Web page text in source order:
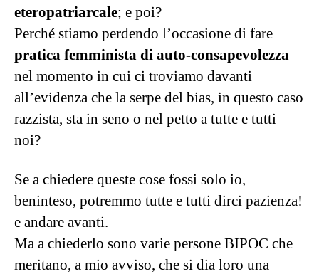
eteropatriarcale; e poi?
Perché stiamo perdendo l’occasione di fare
pratica femminista di auto-consapevolezza
nel momento in cui ci troviamo davanti
all’evidenza che la serpe del bias, in questo caso
razzista, sta in seno o nel petto a tutte e tutti
noi?
Se a chiedere queste cose fossi solo io,
beninteso, potremmo tutte e tutti dirci pazienza!
e andare avanti.
Ma a chiederlo sono varie persone BIPOC che
meritano, a mio avviso, che si dia loro una